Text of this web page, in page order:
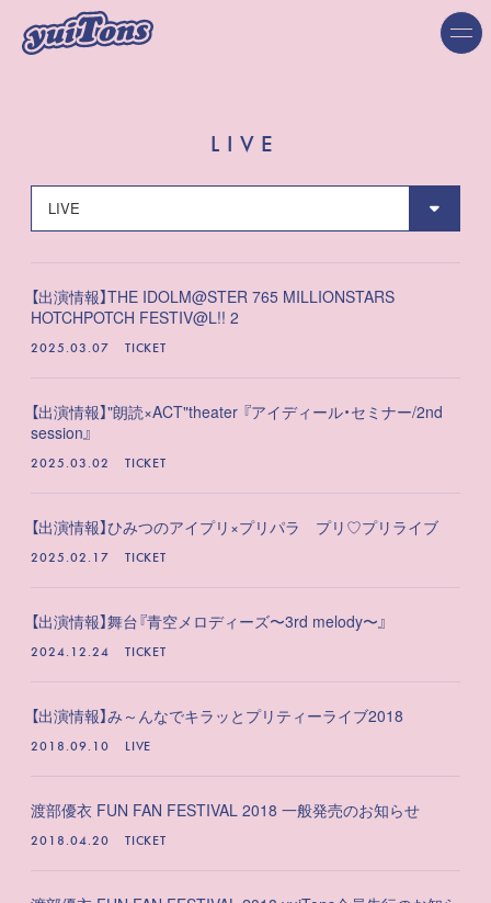
LIVE
【出演情報】THE IDOLM@STER 765 MILLIONSTARS
HOTCHPOTCH FESTIV@L!! 2
2025.03.07 TICKET
【出演情報】"朗読×ACT"theater 『アイディール・セミナー/2nd
session』
2025.03.02 TICKET
【出演情報】ひみつのアイプリ×プリパラ プリ♡プリライブ
2025.02.17 TICKET
【出演情報】舞台『青空メロディーズ〜3rd melody〜』
2024.12.24 TICKET
【出演情報】み～んなでキラッとプリティーライブ2018
2018.09.10 LIVE
渡部優衣 FUN FAN FESTIVAL 2018 一般発売のお知らせ
2018.04.20 TICKET